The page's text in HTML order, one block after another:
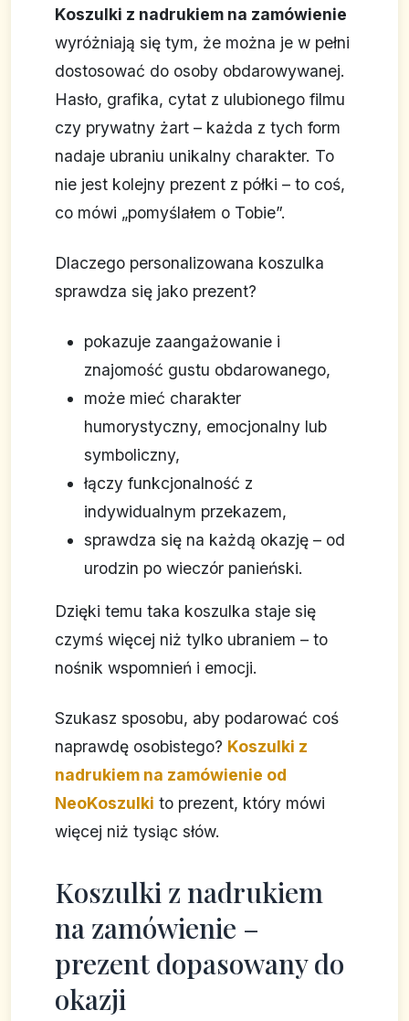
Koszulki z nadrukiem na zamówienie
wyróżniają się tym, że można je w pełni
dostosować do osoby obdarowywanej.
Hasło, grafika, cytat z ulubionego filmu
czy prywatny żart – każda z tych form
nadaje ubraniu unikalny charakter. To
nie jest kolejny prezent z półki – to coś,
co mówi „pomyślałem o Tobie”.
Dlaczego personalizowana koszulka
sprawdza się jako prezent?
pokazuje zaangażowanie i
znajomość gustu obdarowanego,
może mieć charakter
humorystyczny, emocjonalny lub
symboliczny,
łączy funkcjonalność z
indywidualnym przekazem,
sprawdza się na każdą okazję – od
urodzin po wieczór panieński.
Dzięki temu taka koszulka staje się
czymś więcej niż tylko ubraniem – to
nośnik wspomnień i emocji.
Szukasz sposobu, aby podarować coś
naprawdę osobistego? Koszulki z
nadrukiem na zamówienie od
NeoKoszulki to prezent, który mówi
więcej niż tysiąc słów.
Koszulki z nadrukiem
na zamówienie –
prezent dopasowany do
okazji